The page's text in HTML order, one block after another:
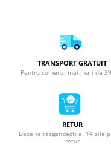
TRANSPORT GRATUIT
Pentru comenzi mai mari de
RETUR
Daca te razgandesti ai 14 zile
retur